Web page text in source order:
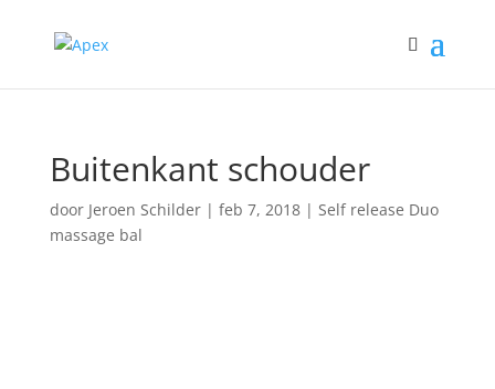
Buitenkant schouder
door Jeroen Schilder| feb 7, 2018| Self release Duo
massage bal